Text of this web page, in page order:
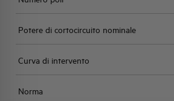
Potere di cortocircuito nominale
Curva di intervento
Norma